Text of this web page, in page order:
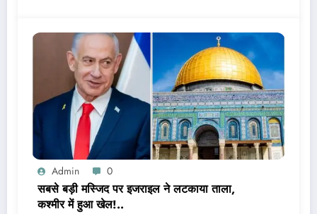
Admin 0
सबसे बड़ी मस्जिद पर इजराइल ने लटकाया ताला,
कश्मीर में हुआ खेल!..